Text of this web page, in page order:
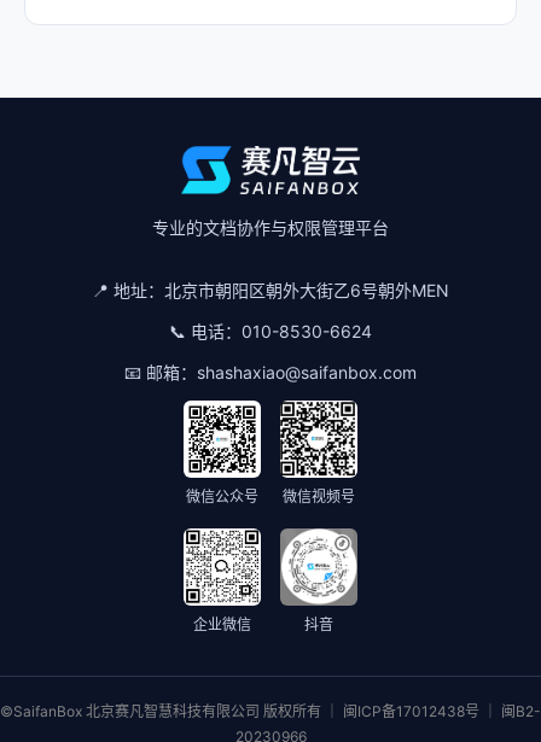
专业的文档协作与权限管理平台
📍 地址： 北京市朝阳区朝外大街乙6号朝外MEN
📞 电话： 010-8530-6624
📧 邮箱： shashaxiao@saifanbox.com
微信公众号 微信视频号
企业微信 抖音
©SaifanBox 北京赛凡智慧科技有限公司 版权所有 ｜ 闽ICP备17012438号 ｜ 闽B2-
20230966